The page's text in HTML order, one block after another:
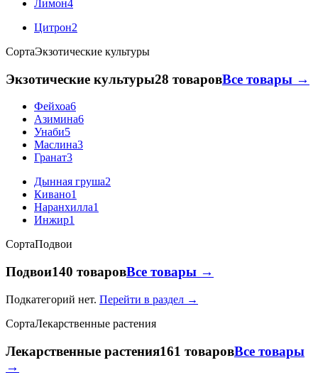
Лимон4
Цитрон2
СортаЭкзотические культуры
Экзотические культуры28 товаровВсе товары →
Фейхоа6
Азимина6
Унаби5
Маслина3
Гранат3
Дынная груша2
Кивано1
Наранхилла1
Инжир1
СортаПодвои
Подвои140 товаровВсе товары →
Подкатегорий нет. Перейти в раздел →
СортаЛекарственные растения
Лекарственные растения161 товаровВсе товары
→